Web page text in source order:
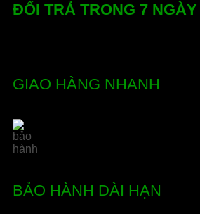
ĐỔI TRẢ TRONG 7 NGÀY
GIAO HÀNG NHANH
BẢO HÀNH DÀI HẠN